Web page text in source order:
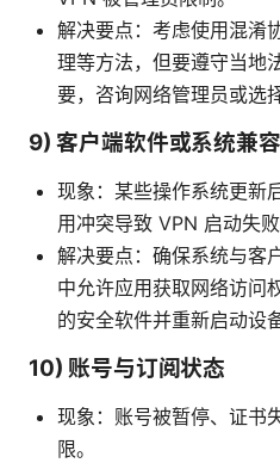
解决要点：考虑使用混淆
理等方法，但要遵守当地
要，咨询网络管理员或选
9) 客户端软件或系统兼
现象：某些操作系统更新
用冲突导致 VPN 启动失败
解决要点：确保系统与客
中允许应用获取网络访问
的安全软件并重新启动设备
10) 账号与订阅状态
现象：账号被暂停、证书
限。